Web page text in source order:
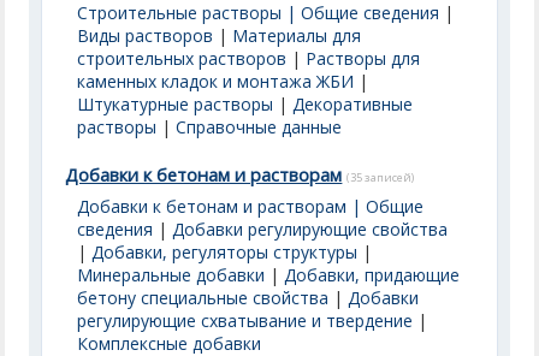
Строительные растворы | Общие сведения |
Виды растворов | Материалы для
строительных растворов | Растворы для
каменных кладок и монтажа ЖБИ |
Штукатурные растворы |Декоративные
растворы |Справочные данные
Добавки к бетонам и растворам (35 записей)
Добавки к бетонам и растворам | Общие
сведения |Добавки регулирующие свойства
|Добавки, регуляторы структуры |
Минеральные добавки |Добавки, придающие
бетону специальные свойства |Добавки
регулирующие схватывание и твердение |
Комплексные добавки